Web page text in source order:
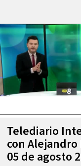
Telediario
con
05 de agosto